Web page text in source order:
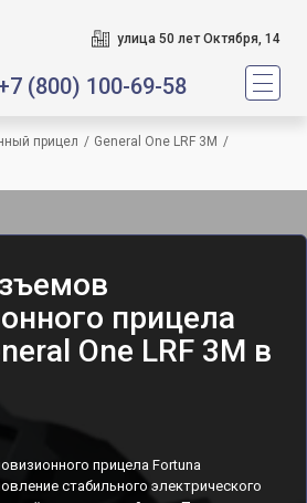
улица 50 лет Октября, 14
(800) 100-69-58
прицел / General One LRF 3M /
прицела
One LRF 3M в
прицела Fortuna
стабильного электрического